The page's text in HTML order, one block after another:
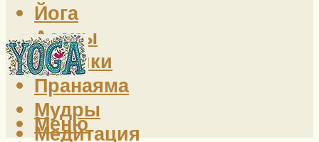
Йога
Асаны
Техники
Пранаяма
Мудры
Медитация
Меню